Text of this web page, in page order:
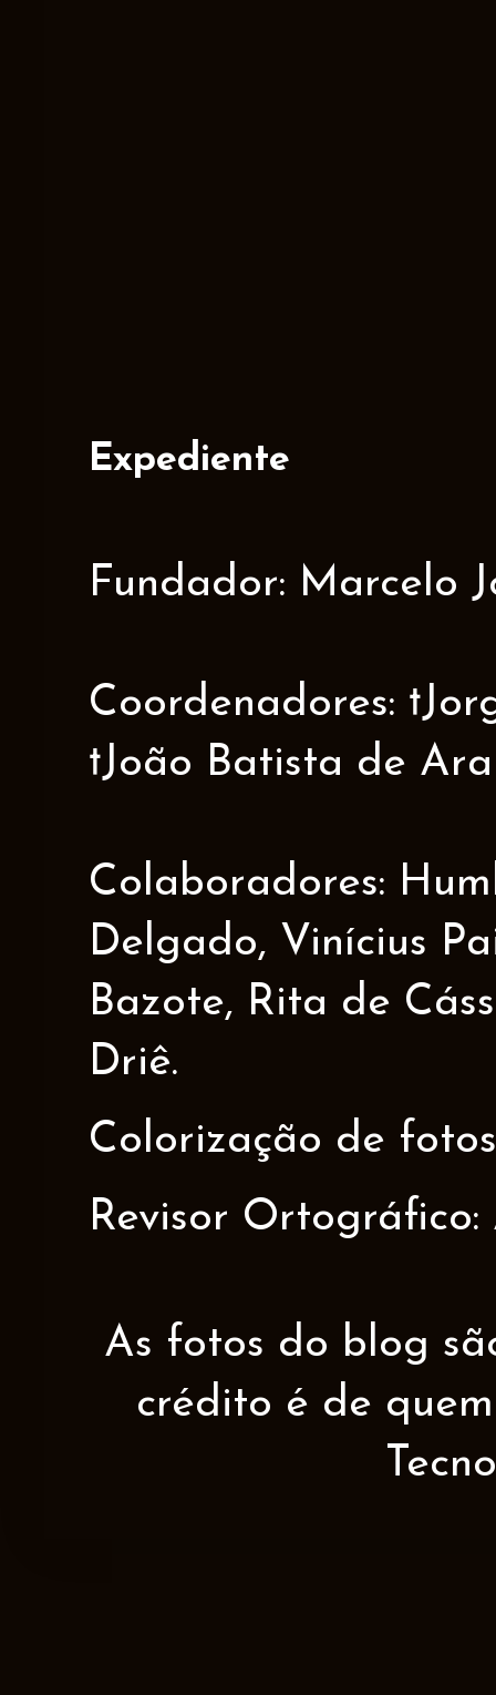
Expediente
Fundador: Marcelo
Coordenadores:
†João Batista de
Colaboradores:
Delgado, Vinícius
Bazote, Rita de
Driê.
Colorização de
Revisor Ortográfico:
As fotos do blog
crédito é de